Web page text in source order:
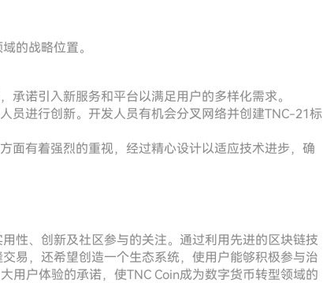
的战略位置。
承诺引入新服务和平台以满足用户的多样化需求。
员进行创新。开发人员有机会分叉网络并创建TNC-21标
面有着强烈的重视，经过精心设计以适应技术进步，确
性、创新及社区参与的关注。通过利用先进的区块链技
易，还希望创造一个生态系统，使用户能够积极参与治
用户体验的承诺，使TNC Coin成为数字货币转型领域的